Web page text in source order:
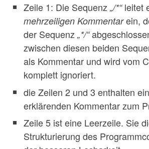
Zeile 1: Die Sequenz„/*“leitet
mehrzeiligen Kommentarein,
der Sequenz„*/“
zwischen diesen beiden
als Kommentar und wird vom
komplett ignoriert.
die Zeilen 2 und 3 enthalten
erklärenden Kommentar zum
Zeile 5 ist eine Leerzeile. Sie
Strukturierung des